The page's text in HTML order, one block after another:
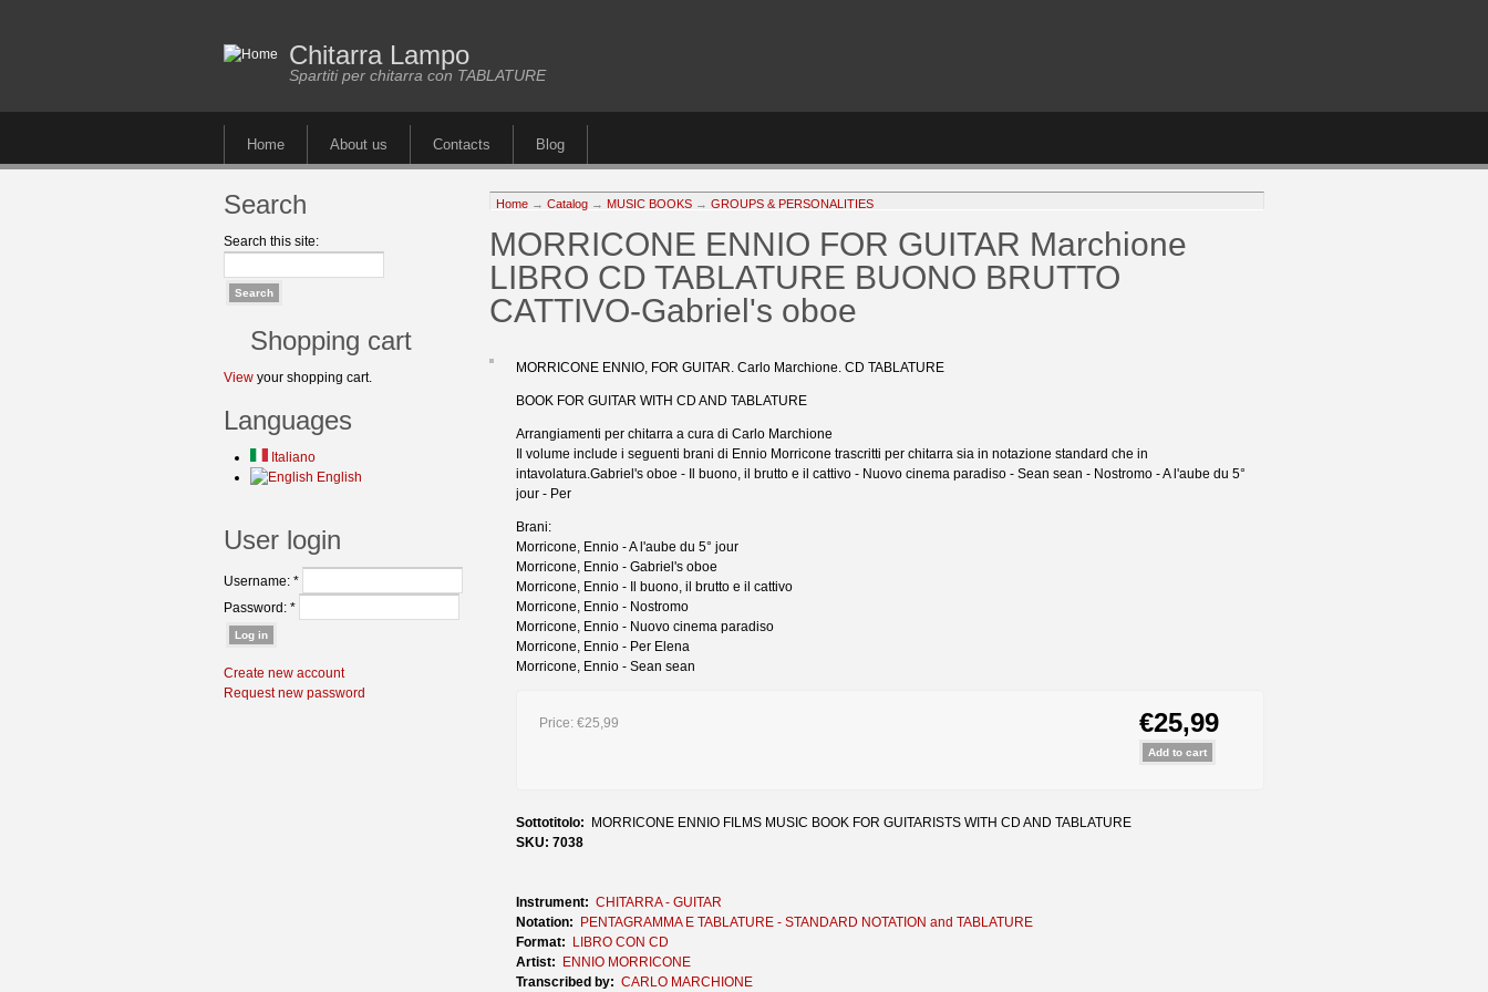
Chitarra Lampo
Spartiti per chitarra con TABLATURE
Home About us Contacts Blog
Search
Search this site:
Shopping cart
View your shopping cart.
Languages
Italiano
English
User login
Username: *
Password: *
Create new account
Request new password
Home → Catalog → MUSIC BOOKS → GROUPS & PERSONALITIES
MORRICONE ENNIO FOR GUITAR Marchione
LIBRO CD TABLATURE BUONO BRUTTO
CATTIVO-Gabriel's oboe
MORRICONE ENNIO, FOR GUITAR. Carlo Marchione. CD TABLATURE
BOOK FOR GUITAR WITH CD AND TABLATURE
Arrangiamenti per chitarra a cura di Carlo Marchione
Il volume include i seguenti brani di Ennio Morricone trascritti per chitarra sia in notazione standard che in
intavolatura.Gabriel's oboe - Il buono, il brutto e il cattivo - Nuovo cinema paradiso - Sean sean - Nostromo - A l'aube du 5°
jour - Per
Brani:
Morricone, Ennio - A l'aube du 5° jour
Morricone, Ennio - Gabriel's oboe
Morricone, Ennio - Il buono, il brutto e il cattivo
Morricone, Ennio - Nostromo
Morricone, Ennio - Nuovo cinema paradiso
Morricone, Ennio - Per Elena
Morricone, Ennio - Sean sean
Price: €25,99 €25,99
Sottotitolo:
MORRICONE ENNIO FILMS MUSIC BOOK FOR GUITARISTS WITH CD AND TABLATURE
SKU: 7038
Instrument: CHITARRA - GUITAR
Notation:
PENTAGRAMMA E TABLATURE - STANDARD NOTATION and TABLATURE
Format:
LIBRO CON CD
Artist:
ENNIO MORRICONE
Transcribed by: CARLO MARCHIONE